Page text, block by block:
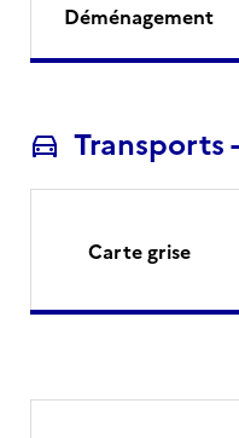
Déménagement
Transports
Carte grise